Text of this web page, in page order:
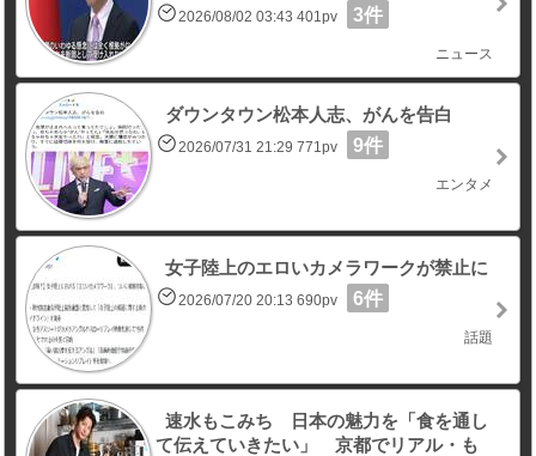
2026/08/02 03:43 401pv 3件
ニュース
ダウンタウン松本人志、がんを告白
2026/07/31 21:29 771pv 9件
エンタメ
女子陸上のエロいカメラワークが禁止に
2026/07/20 20:13 690pv 6件
話題
速水もこみち 日本の魅力を「食を通し
て伝えていきたい」 京都でリアル・も